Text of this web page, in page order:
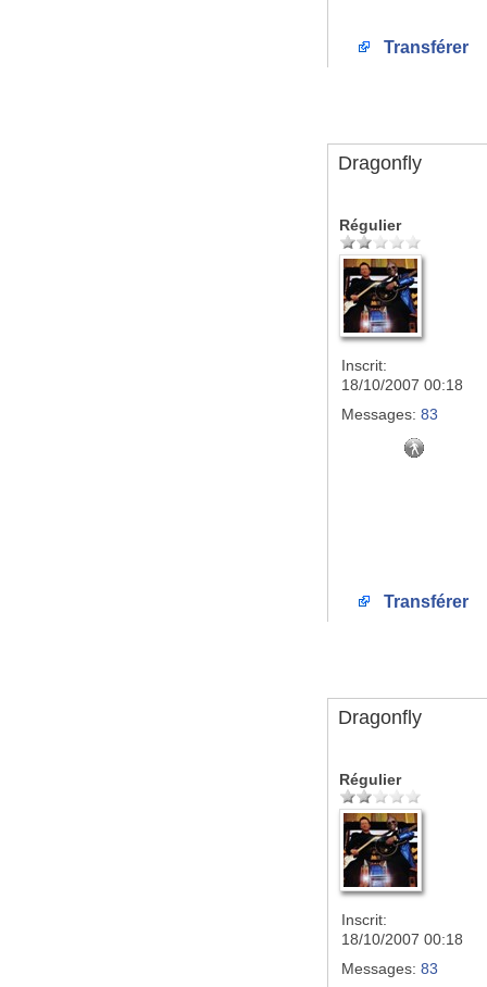
Transférer
Dragonfly
Régulier
Inscrit:
18/10/2007 00:18
Messages: 83
Transférer
Dragonfly
Régulier
Inscrit:
18/10/2007 00:18
Messages: 83